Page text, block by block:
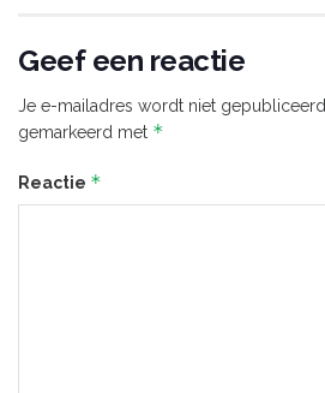
Geef een reactie
Je e-mailadres wordt niet gepubliceerd.
gemarkeerd met *
Reactie *